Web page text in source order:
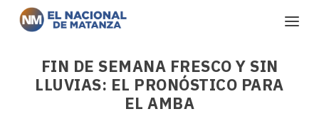
FIN DE SEMANA FRESCO Y SIN
LLUVIAS: EL PRONÓSTICO PARA
EL AMBA